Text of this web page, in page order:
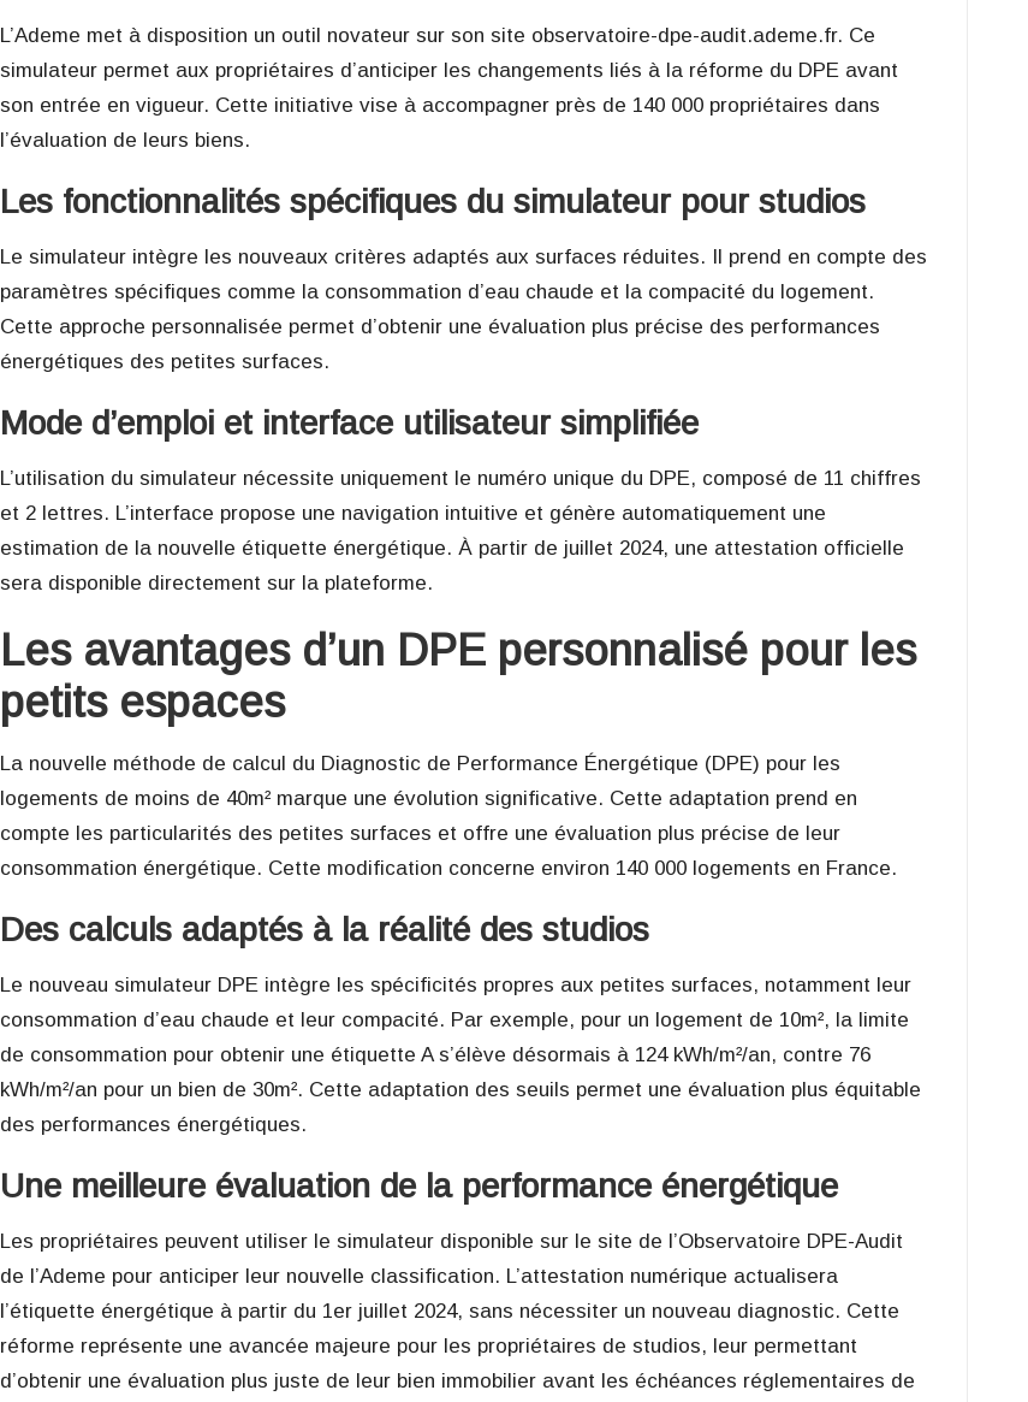
L’Ademe met à disposition un outil novateur sur son site observatoire-dpe-audit.ademe.fr. Ce
simulateur permet aux propriétaires d’anticiper les changements liés à la réforme du DPE avant
son entrée en vigueur. Cette initiative vise à accompagner près de 140 000 propriétaires dans
l’évaluation de leurs biens.
Les fonctionnalités spécifiques du simulateur pour studios
Le simulateur intègre les nouveaux critères adaptés aux surfaces réduites. Il prend en compte des
paramètres spécifiques comme la consommation d’eau chaude et la compacité du logement.
Cette approche personnalisée permet d’obtenir une évaluation plus précise des performances
énergétiques des petites surfaces.
Mode d’emploi et interface utilisateur simplifiée
L’utilisation du simulateur nécessite uniquement le numéro unique du DPE, composé de 11 chiffres
et 2 lettres. L’interface propose une navigation intuitive et génère automatiquement une
estimation de la nouvelle étiquette énergétique. À partir de juillet 2024, une attestation officielle
sera disponible directement sur la plateforme.
Les avantages d’un DPE personnalisé pour les
petits espaces
La nouvelle méthode de calcul du Diagnostic de Performance Énergétique (DPE) pour les
logements de moins de 40m² marque une évolution significative. Cette adaptation prend en
compte les particularités des petites surfaces et offre une évaluation plus précise de leur
consommation énergétique. Cette modification concerne environ 140 000 logements en France.
Des calculs adaptés à la réalité des studios
Le nouveau simulateur DPE intègre les spécificités propres aux petites surfaces, notamment leur
consommation d’eau chaude et leur compacité. Par exemple, pour un logement de 10m², la limite
de consommation pour obtenir une étiquette A s’élève désormais à 124 kWh/m²/an, contre 76
kWh/m²/an pour un bien de 30m². Cette adaptation des seuils permet une évaluation plus équitable
des performances énergétiques.
Une meilleure évaluation de la performance énergétique
Les propriétaires peuvent utiliser le simulateur disponible sur le site de l’Observatoire DPE-Audit
de l’Ademe pour anticiper leur nouvelle classification. L’attestation numérique actualisera
l’étiquette énergétique à partir du 1er juillet 2024, sans nécessiter un nouveau diagnostic. Cette
réforme représente une avancée majeure pour les propriétaires de studios, leur permettant
d’obtenir une évaluation plus juste de leur bien immobilier avant les échéances réglementaires de